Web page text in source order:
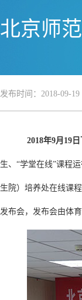
北京师
发布时间：2018-09-
2018年9月19日
生、“学堂在线”课程
生院）培养处在线课
发布会，发布会由体